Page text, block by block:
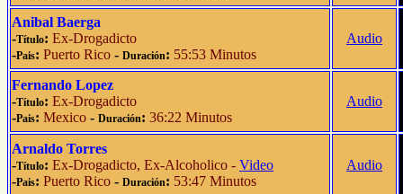
Anibal Baerga
-Título: Ex-Drogadicto
-Pais: Puerto Rico - Duración: 55:53 Minutos
Audio
Fernando Lopez
-Título: Ex-Drogadicto
-Pais: Mexico - Duración: 36:22 Minutos
Audio
Arnaldo Torres
-Título: Ex-Drogadicto, Ex-Alcoholico - Video
-Pais: Puerto Rico - Duración: 53:47 Minutos
Audio